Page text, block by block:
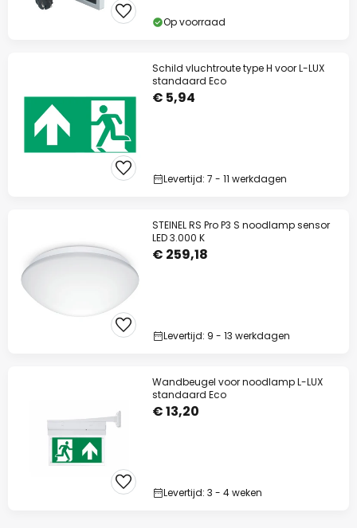
Op voorraad
Schild vluchtroute type H voor L-LUX
standaard Eco
€ 5,94
Levertijd: 7 - 11 werkdagen
STEINEL RS Pro P3 S noodlamp sensor
LED 3.000 K
€ 259,18
Levertijd: 9 - 13 werkdagen
Wandbeugel voor noodlamp L-LUX
standaard Eco
€ 13,20
Levertijd: 3 - 4 weken